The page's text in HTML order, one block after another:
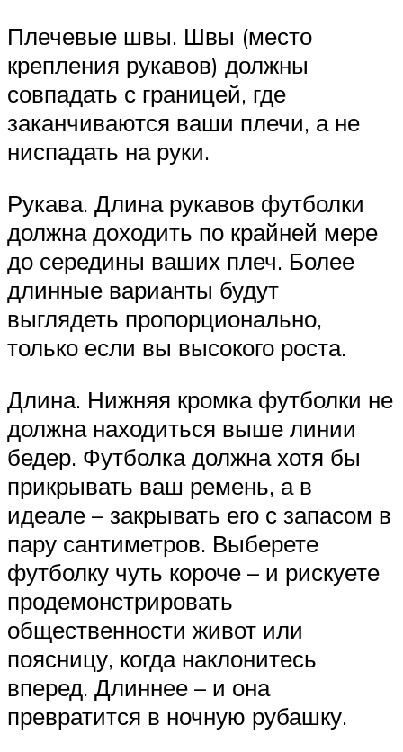
Плечевые швы. Швы (место
крепления рукавов) должны
совпадать с границей, где
заканчиваются ваши плечи, а не
ниспадать на руки.
Рукава. Длина рукавов футболки
должна доходить по крайней мере
до середины ваших плеч. Более
длинные варианты будут
выглядеть пропорционально,
только если вы высокого роста.
Длина. Нижняя кромка футболки не
должна находиться выше линии
бедер. Футболка должна хотя бы
прикрывать ваш ремень, а в
идеале – закрывать его с запасом в
пару сантиметров. Выберете
футболку чуть короче – и рискуете
продемонстрировать
общественности живот или
поясницу, когда наклонитесь
вперед. Длиннее – и она
превратится в ночную рубашку.